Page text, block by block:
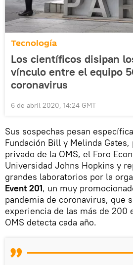
Tecnología
Los científicos disipan
vínculo entre el equipo
coronavirus
6 de abril 2020, 14:24 GMT
Sus sospechas pesan
Fundación Bill y Melinda
privado de la OMS, el Foro
Universidad Johns Hopkins y
grandes laboratorios por la
Event 201, un muy
pandemia de coronavirus, que
experiencia de las más de 200
OMS detecta cada año.